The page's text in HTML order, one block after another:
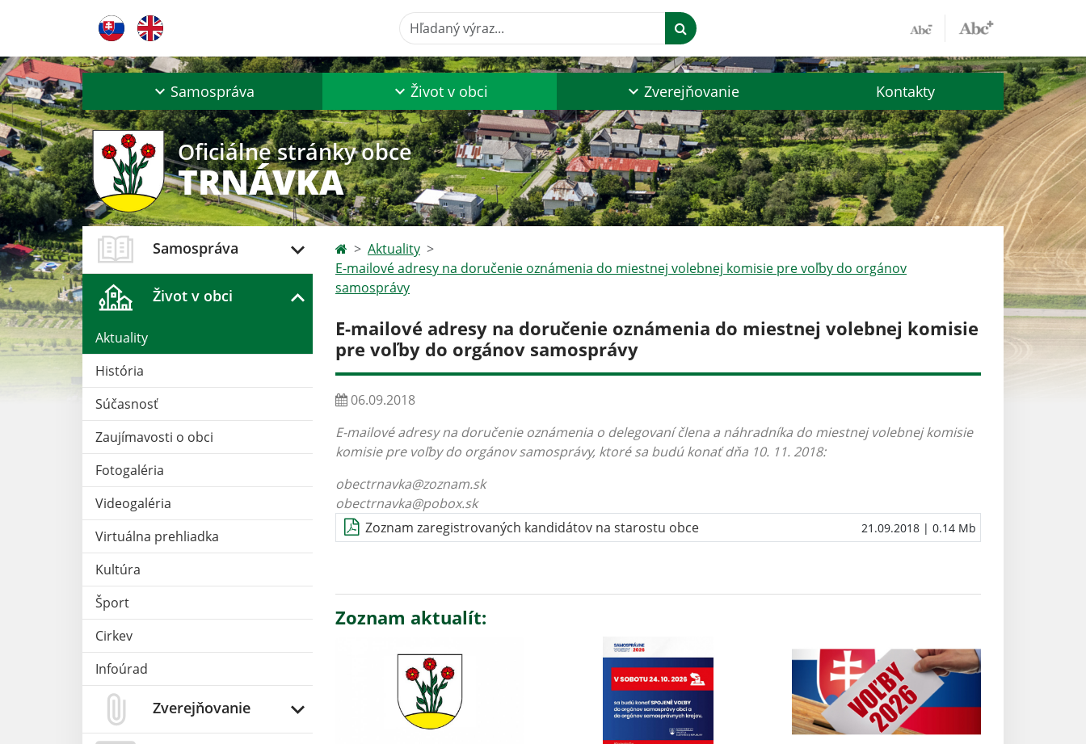
Hľadaný výraz...
Samospráva Život v obci Zverejňovanie Kontakty
Oficiálne stránky obce
TRNÁVKA
Samospráva
Život v obci
Aktuality
História
Súčasnosť
Zaujímavosti o obci
Fotogaléria
Videogaléria
Virtuálna prehliadka
Kultúra
Šport
Cirkev
Infoúrad
Zverejňovanie
Aktuality
E-mailové adresy na doručenie oznámenia do miestnej volebnej komisie pre voľby do orgánov
samosprávy
E-mailové adresy na doručenie oznámenia do miestnej volebnej komisie
pre voľby do orgánov samosprávy
06.09.2018
E-mailové adresy na doručenie oznámenia o delegovaní člena a náhradníka do miestnej volebnej komisie
komisie pre voľby do orgánov samosprávy, ktoré sa budú konať dňa 10. 11. 2018:
obectrnavka@zoznam.sk
obectrnavka@pobox.sk
Zoznam zaregistrovaných kandidátov na starostu obce
21.09.2018 | 0.14 Mb
Zoznam aktualít: